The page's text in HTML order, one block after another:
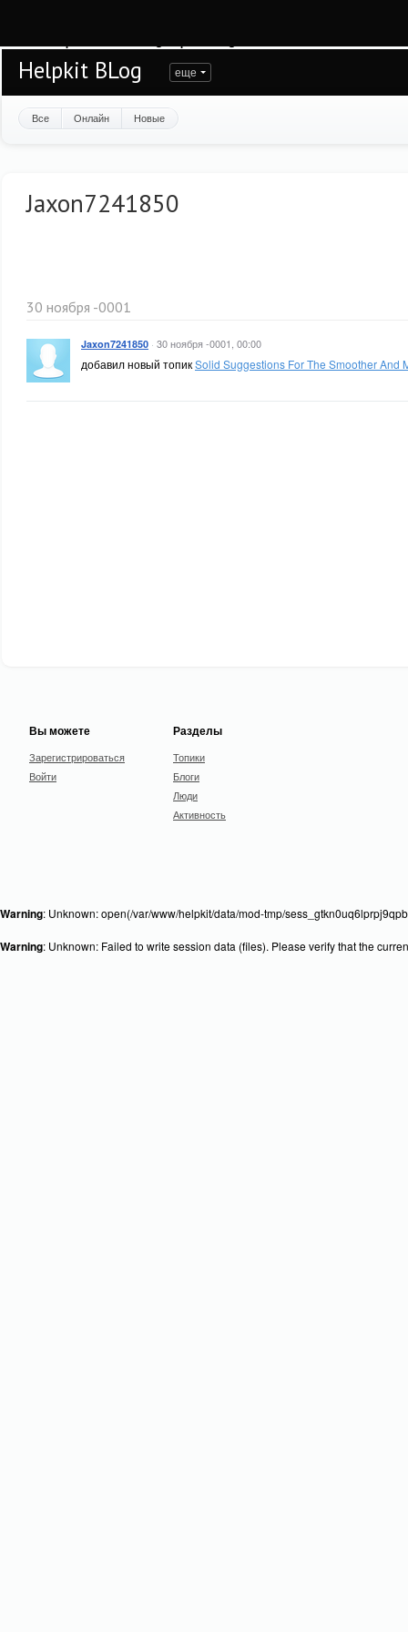
Helpkit BLog еще
Все Онлайн Новые
Jaxon7241850
30 ноября -0001
Jaxon7241850 · 30 ноября -0001, 00:00
добавил новый топикSolid Suggestions For The Smoother And
Вы можете
Зарегистрироваться
Войти
Разделы
Топики
Блоги
Люди
Активность
Warning: Unknown: open(/var/www/helpkit/data/mod-tmp/
Warning: Unknown: Failed to write session data (files). Please verify that the